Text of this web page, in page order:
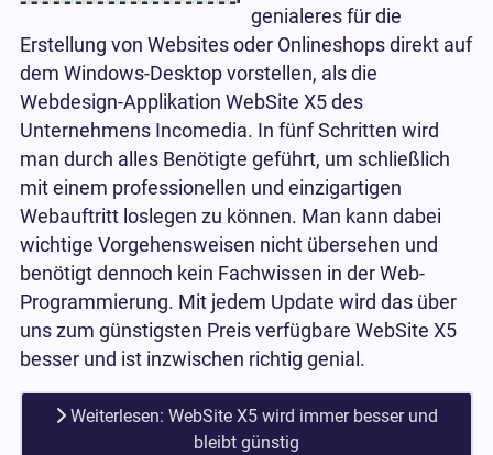
genialeres für die
Erstellung von Websites oder Onlineshops direkt auf
dem Windows-Desktop vorstellen, als die
Webdesign-Applikation WebSite X5 des
Unternehmens Incomedia. In fünf Schritten wird
man durch alles Benötigte geführt, um schließlich
mit einem professionellen und einzigartigen
Webauftritt loslegen zu können. Man kann dabei
wichtige Vorgehensweisen nicht übersehen und
benötigt dennoch kein Fachwissen in der Web-
Programmierung. Mit jedem Update wird das über
uns zum günstigsten Preis verfügbare WebSite X5
besser und ist inzwischen richtig genial.
Weiterlesen: WebSite X5 wird immer besser und
bleibt günstig